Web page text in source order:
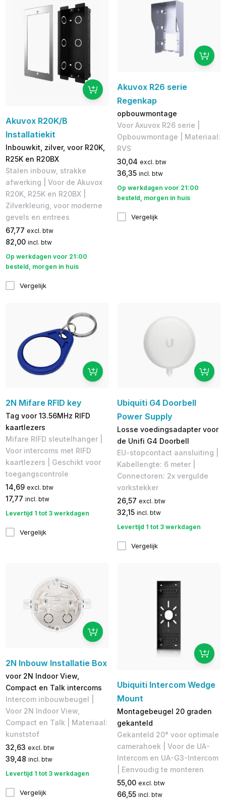
Akuvox R20K/B
Installatiekit
Inbouwkit, zilver, voor R20K,
R25K en R20BX
Stalen inbouw, strakke
afwerking | Voor de Akuvox
R20K, R25K en R20BX |
Zilverkleurig, voor moderne
gevels en entrees
67,77 excl. btw
82,00 incl. btw
Op werkdagen voor 21:00
besteld, morgen in huis
Vergelijk
Akuvox R26 serie
Regenkap
opbouwmontage
Voor Axuvox R26 serie |
Opbouwmontage | Materiaal:
RVS
30,04 excl. btw
36,35 incl. btw
Op werkdagen voor 21:00
besteld, morgen in huis
Vergelijk
2N Mifare RFID key
Tag voor 13.56MHz RIFD
kaartlezers
Mifare RIFD sleutelhanger |
Voor intercoms met RIFD
kaartlezers | Geschikt voor
toegangscontrole
14,69 excl. btw
17,77 incl. btw
Levertijd 1 tot 3 werkdagen
Vergelijk
Ubiquiti G4 Doorbell
Power Supply
Losse voedingsadapter voor
de Unifi G4 Doorbell
EU-stopcontact aansluiting |
Kabellengte: 6 meter |
Connectoren: 2x vergulde
vorkstekker
26,57 excl. btw
32,15 incl. btw
Levertijd 1 tot 3 werkdagen
Vergelijk
2N Inbouw Installatie Box
voor 2N Indoor View,
Compact en Talk intercoms
Intercom inbouwbeugel |
Voor 2N Indoor View,
Compact en Talk | Materiaal:
kunststof
32,63 excl. btw
39,48 incl. btw
Levertijd 1 tot 3 werkdagen
Vergelijk
Ubiquiti Intercom Wedge
Mount
Montagebeugel 20 graden
gekanteld
Gekanteld 20° voor optimale
camerahoek | Voor de UA-
Intercom en UA-G3-Intercom
| Eenvoudig te monteren
55,00 excl. btw
66,55 incl. btw